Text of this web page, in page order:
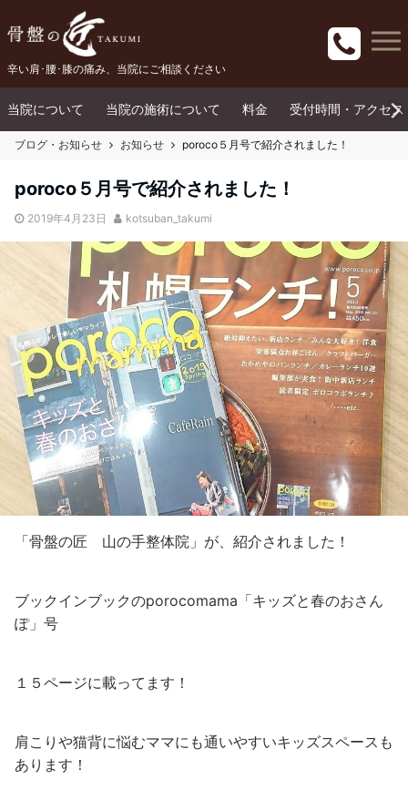
辛い肩･腰･膝の痛み、当院にご相談ください
当院について 当院の施術について 料金 受付時間・アクセス
ブログ・お知らせ お知らせ poroco５月号で紹介されました！
poroco５月号で紹介されました！
2019年4月23日 kotsuban_takumi
「骨盤の匠 山の手整体院」が、紹介されました！
ブックインブックのporocomama「キッズと春のおさん
ぽ」号
１５ページに載ってます！
肩こりや猫背に悩むママにも通いやすいキッズスペースも
あります！